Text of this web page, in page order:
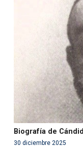
: Use of
'php' (this will
/var/www/
content/
99
Biografía de
30 diciembre 2025